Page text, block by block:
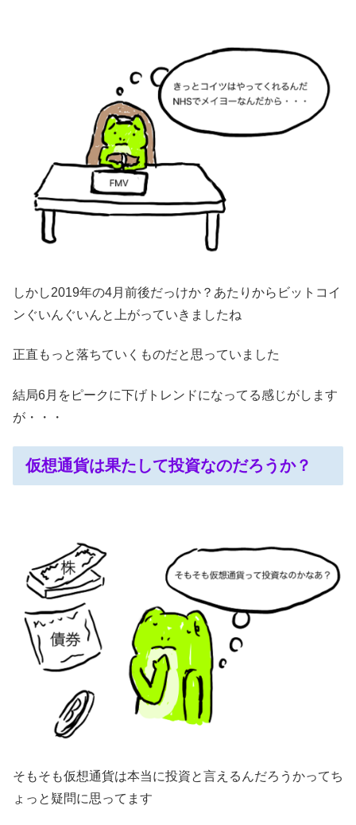
しかし2019年の4月前後だっけか？あたりからビットコイ
ンぐいんぐいんと上がっていきましたね
正直もっと落ちていくものだと思っていました
結局6月をピークに下げトレンドになってる感じがします
が・・・
仮想通貨は果たして投資なのだろうか？
そもそも仮想通貨は本当に投資と言えるんだろうかってち
ょっと疑問に思ってます